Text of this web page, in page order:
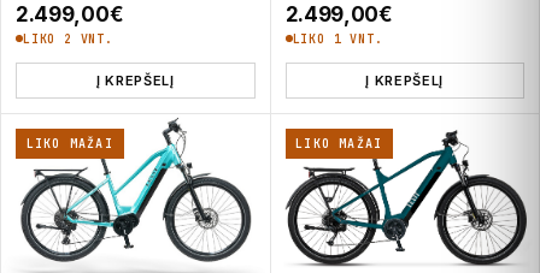
2.499,00€
LIKO 2 VNT.
Į KREPŠELĮ
2.499,00€
LIKO 1 VNT.
Į KREPŠELĮ
LIKO MAŽAI LIKO MAŽAI